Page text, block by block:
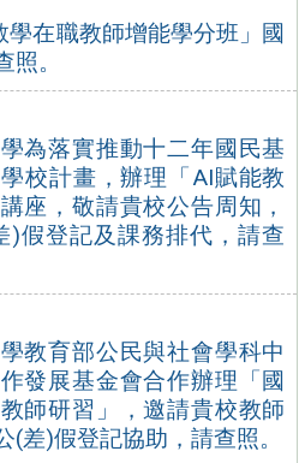
學在職教師增能學分班」國
。
為落實推動十二年國民基
校計畫，辦理「AI賦能教
座，敬請貴校公告周知，
)假登記及課務排代，請查
教育部公民與社會學科中
發展基金會合作辦理「國
師研習」，邀請貴校教師
差)假登記協助，請查照。